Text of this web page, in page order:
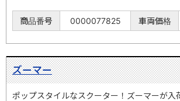
商品番号 0000077825 車両価格
ズーマー
ポップスタイルなスクーター！ズーマーが入